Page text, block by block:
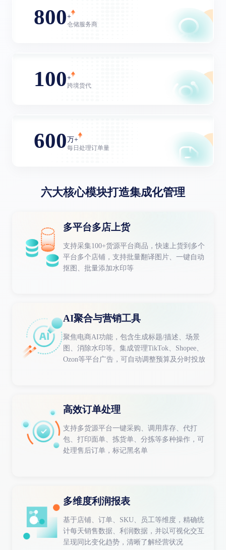
800+
仓储服务商
100+
跨境货代
600万+
每日处理订单量
六大核心模块打造集成化管理
多平台多店上货
支持采集100+货源平台商品，快速上货到多个
平台多个店铺，支持批量翻译图片、一键自动
抠图、批量添加水印等
AI聚合与营销工具
聚焦电商AI功能，包含生成标题/描述、场景
图、消除水印等。集成管理TikTok、Shopee、
Ozon等平台广告，可自动调整预算及分时投放
高效订单处理
支持多货源平台一键采购、调用库存、代打
包、打印面单、拣货单、分拣等多种操作，可
处理售后订单，标记黑名单
多维度利润报表
基于店铺、订单、SKU、员工等维度，精确统
计每天销售数据、利润数据，并以可视化交互
呈现同比变化趋势，清晰了解经营状况